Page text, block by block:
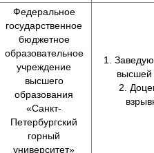
Федеральное
государственное
бюджетное
образовательное
учреждение
высшего
образования
«Санкт-
Петербургский
горный
университет»
1.
высшей
2.